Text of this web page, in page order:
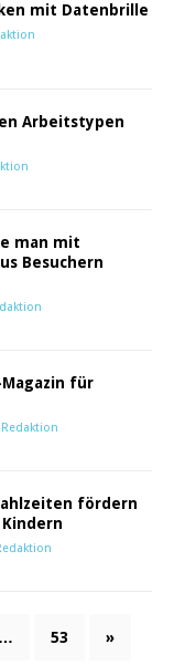
mit Datenbrille
Arbeitstypen
man mit
Besuchern
für
fördern
… 53 »